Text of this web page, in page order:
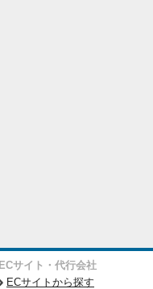
ECサイト・代行会社
ECサイトから探す